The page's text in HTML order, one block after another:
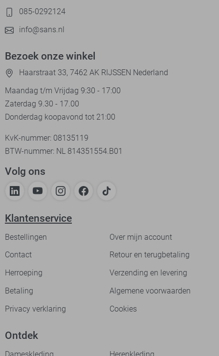
085-0292124
info@sans.nl
Bezoek onze winkel
Haarstraat 33, 7462 AK RIJSSEN Nederland
Maandag t/m Vrijdag 9:30 - 17:00
Zaterdag 9.30 - 17.00
Donderdag koopavond tot 21:00
KvK-nummer: 08135119
BTW-nummer: NL 814351554.B01
Volg ons
Klantenservice
Bestellingen
Over mijn account
Contact
Retour en terugbetaling
Herroeping
Verzending en levering
Betaling
Algemene voorwaarden
Privacy verklaring
Cookies
Ontdek
Dameskleding Herenkleding